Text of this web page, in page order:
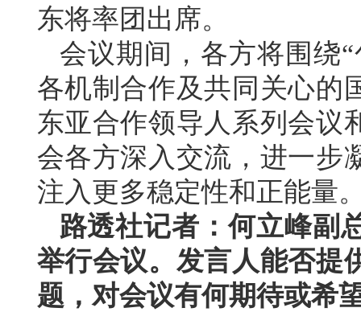
东将率团出席。
会议期间，各方将围绕
各机制合作及共同关心的
东亚合作领导人系列会议
会各方深入交流，进一步
注入更多稳定性和正能量
路透社记者：何立峰副
举行会议。发言人能否提
题，对会议有何期待或希